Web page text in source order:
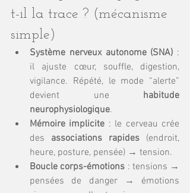
t-il la trace ? (mécanisme
simple)
Système nerveux autonome (SNA) :
il ajuste cœur, souffle, digestion,
vigilance. Répété, le mode “alerte”
devient une habitude
neurophysiologique.
Mémoire implicite : le cerveau crée
des associations rapides (endroit,
heure, posture, pensée) → tension.
Boucle corps-émotions : tensions →
pensées de danger → émotions